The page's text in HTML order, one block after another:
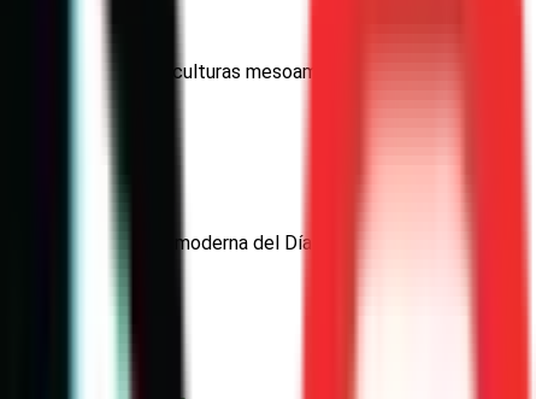
en las antiguas culturas mesoamericanas, como los
a la versión moderna del Día de Muertos que